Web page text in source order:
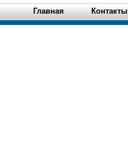
Главная Контакты